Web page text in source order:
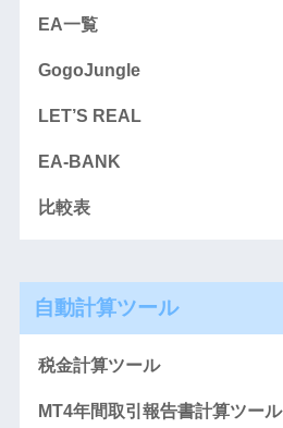
EA一覧
GogoJungle
LET’S REAL
EA-BANK
比較表
自動計算ツール
税金計算ツール
MT4年間取引報告書計算ツール